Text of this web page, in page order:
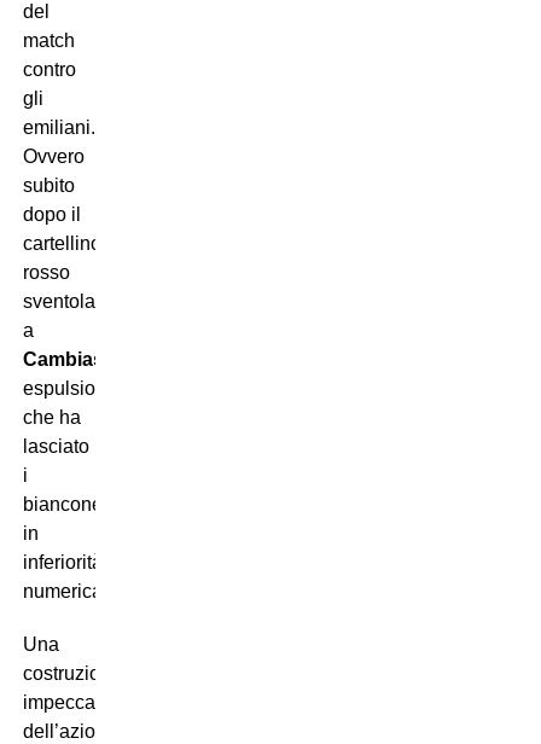
del
match
contro
gli
emiliani.
Ovvero
subito
dopo il
cartellino
rosso
sventolato
a
Cambiaso
espulsione
che ha
lasciato
i
bianconeri
in
inferiorità
numerica.
Una
costruzione
impeccabile
dell’azione,